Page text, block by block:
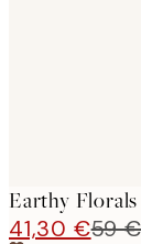
Earthy
41,30 €59 €